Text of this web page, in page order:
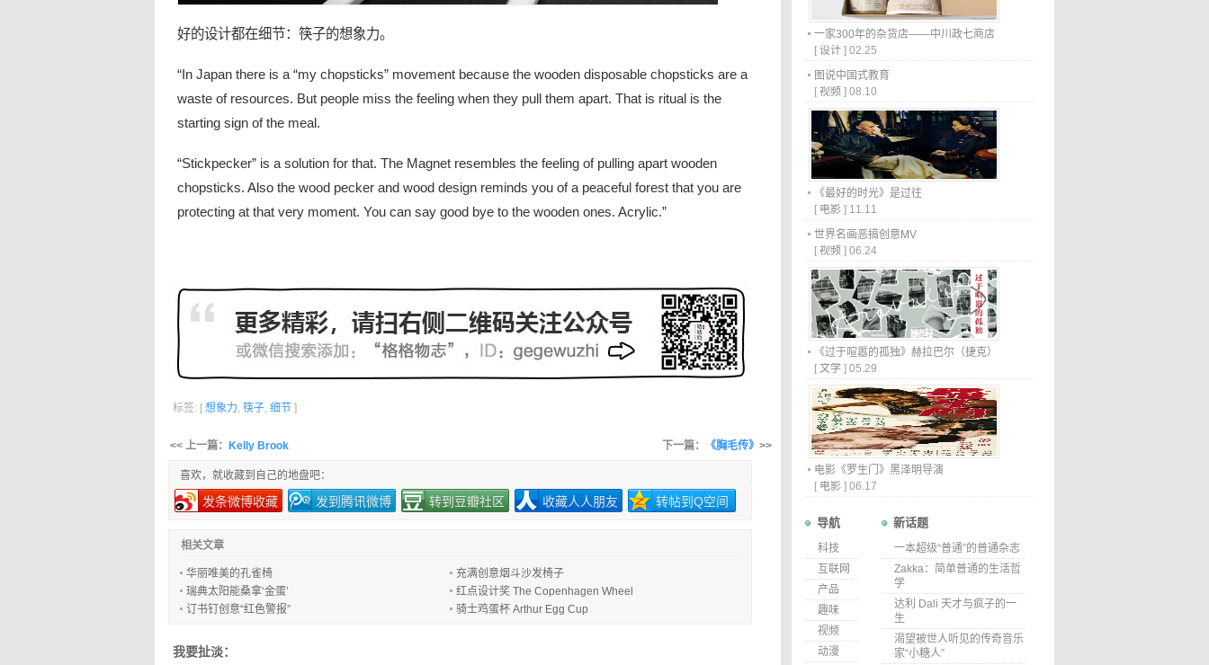
好的设计都在细节： 筷子的想象力。
“In Japan there is a “my chopsticks” movement because the wooden disposable chopsticks are a
waste of resources. But people miss the feeling when they pull them apart. That is ritual is the
starting sign of the meal.
“Stickpecker” is a solution for that. The Magnet resembles the feeling of pulling apart wooden
chopsticks. Also the wood pecker and wood design reminds you of a peaceful forest that you are
protecting at that very moment. You can say good bye to the wooden ones. Acrylic.”
标签: [ 想象力, 筷子, 细节 ]
<< 上一篇： Kelly Brook 下一篇： 《胸毛传》 >>
喜欢，就收藏到自己的地盘吧：
发条微博收藏 发到腾讯微博 转到豆瓣社区 收藏人人朋友 转帖到Q空间
相关文章
华丽唯美的孔雀椅
充满创意烟斗沙发椅子
瑞典太阳能桑拿‘金蛋’
红点设计奖 The Copenhagen Wheel
订书钉创意“红色警报”
骑士鸡蛋杯 Arthur Egg Cup
我要扯淡：
一家300年的杂货店——中川政七商店
[ 设计 ] 02.25
图说中国式教育
[ 视频 ] 08.10
《最好的时光》是过往
[ 电影 ] 11.11
世界名画恶搞创意MV
[ 视频 ] 06.24
《过于喧嚣的孤独》赫拉巴尔（捷克）
[ 文学 ] 05.29
电影《罗生门》黑泽明导演
[ 电影 ] 06.17
导航
科技
互联网
产品
趣味
视频
动漫
新话题
一本超级“普通”的普通杂志
Zakka：简单普通的生活哲
学
达利 Dali 天才与疯子的一
生
渴望被世人听见的传奇音乐
家“小糖人”